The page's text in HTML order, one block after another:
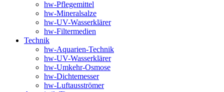
hw-Pflegemittel
hw-Mineralsalze
hw-UV-Wasserklärer
hw-Filtermedien
Technik
hw-Aquarien-Technik
hw-UV-Wasserklärer
hw-Umkehr-Osmose
hw-Dichtemesser
hw-Luftausströmer